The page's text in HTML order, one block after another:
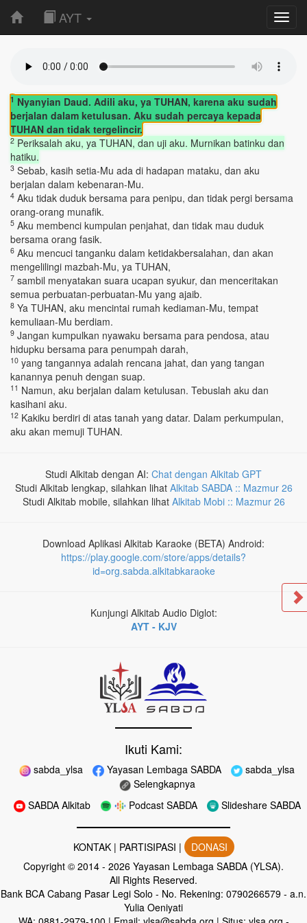
AYT
1 Nyanyian Daud. Adili aku, ya TUHAN, karena aku sudah
berjalan dalam ketulusan. Aku sudah percaya kepada
TUHAN dan tidak tergelincir.
2 Periksalah aku, ya TUHAN, dan uji aku. Murnikan batinku dan
hatiku.
3 Sebab, kasih setia-Mu ada di hadapan mataku, dan aku
berjalan dalam kebenaran-Mu.
4 Aku tidak duduk bersama para penipu, dan tidak pergi bersama
orang-orang munafik.
5 Aku membenci kumpulan penjahat, dan tidak mau duduk
bersama orang fasik.
6 Aku mencuci tanganku dalam ketidakbersalahan, dan akan
mengelilingi mazbah-Mu, ya TUHAN,
7 sambil menyatakan suara ucapan syukur, dan menceritakan
semua perbuatan-perbuatan-Mu yang ajaib.
8 Ya TUHAN, aku mencintai rumah kediaman-Mu, tempat
kemuliaan-Mu berdiam.
9 Jangan kumpulkan nyawaku bersama para pendosa, atau
hidupku bersama para penumpah darah,
10 yang tangannya adalah rencana jahat, dan yang tangan
kanannya penuh dengan suap.
11 Namun, aku berjalan dalam ketulusan. Tebuslah aku dan
kasihani aku.
12 Kakiku berdiri di atas tanah yang datar. Dalam perkumpulan,
aku akan memuji TUHAN.
Studi Alkitab dengan AI: Chat dengan Alkitab GPT
Studi Alkitab lengkap, silahkan lihat Alkitab SABDA :: Mazmur 26
Studi Alkitab mobile, silahkan lihat Alkitab Mobi :: Mazmur 26
Download Aplikasi Alkitab Karaoke (BETA) Android:
https://play.google.com/store/apps/details?
id=org.sabda.alkitabkaraoke
Kunjungi Alkitab Audio Diglot:
AYT - KJV
Ikuti Kami:
sabda_ylsa Yayasan Lembaga SABDA
sabda_ylsa
Selengkapnya
SABDA Alkitab
Podcast SABDA Slideshare SABDA
KONTAK| PARTISIPASI |
DONASI
Copyright © 2014 - 2026 Yayasan Lembaga SABDA (YLSA).
All Rights Reserved.
Bank BCA Cabang Pasar Legi Solo - No. Rekening: 0790266579 - a.n.
Yulia Oeniyati